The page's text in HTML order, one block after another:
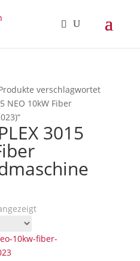
verschlagwortet
NEO 10kW Fiber
3015